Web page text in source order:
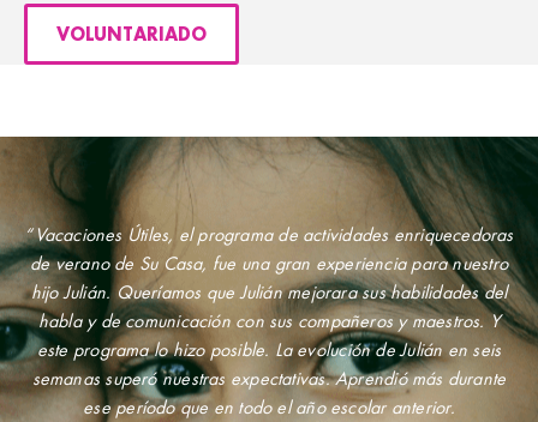
VOLUNTARIADO
“Vacaciones Útiles, el programa de actividades enriquecedoras
de verano de Su Casa, fue una gran experiencia para nuestro
hijo Julián. Queríamos que Julián mejorara sus habilidades del
habla y de comunicación con sus compañeros y maestros. Y
este programa lo hizo posible. La evolución de Julián en seis
semanas superó nuestras expectativas. Aprendió más durante
ese período que en todo el año escolar anterior.